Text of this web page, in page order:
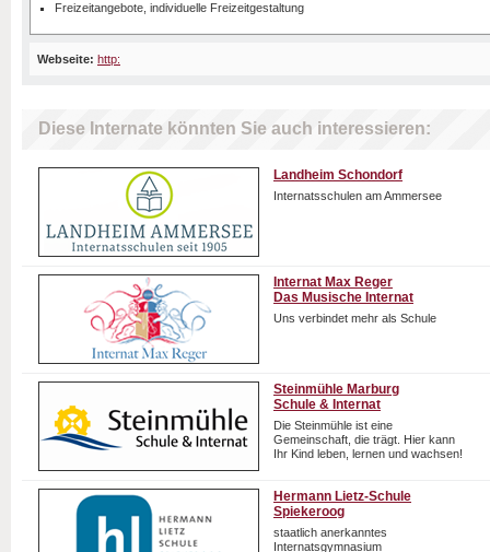
Freizeitangebote, individuelle Freizeitgestaltung
Webseite: http:
Diese Internate könnten Sie auch interessieren:
Landheim Schondorf
Internatsschulen am Ammersee
Internat Max Reger
Das Musische Internat
Uns verbindet mehr als Schule
Steinmühle Marburg
Schule & Internat
Die Steinmühle ist eine
Gemeinschaft, die trägt. Hier kann
Ihr Kind leben, lernen und wachsen!
Hermann Lietz-Schule
Spiekeroog
staatlich anerkanntes
Internatsgymnasium